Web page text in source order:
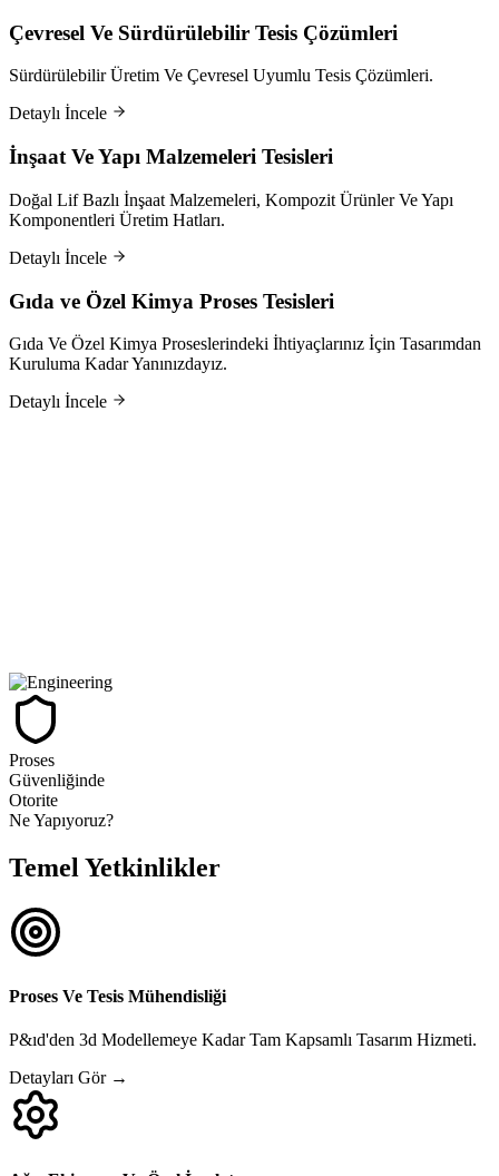
Çevresel Ve Sürdürülebilir Tesis Çözümleri
Sürdürülebilir Üretim Ve Çevresel Uyumlu Tesis Çözümleri.
Detaylı İncele
İnşaat Ve Yapı Malzemeleri Tesisleri
Doğal Lif Bazlı İnşaat Malzemeleri, Kompozit Ürünler Ve Yapı
Komponentleri Üretim Hatları.
Detaylı İncele
Gıda ve Özel Kimya Proses Tesisleri
Gıda Ve Özel Kimya Proseslerindeki İhtiyaçlarınız İçin Tasarımdan
Kuruluma Kadar Yanınızdayız.
Detaylı İncele
Proses
Güvenliğinde
Otorite
Ne Yapıyoruz?
Temel Yetkinlikler
Proses Ve Tesis Mühendisliği
P&ıd'den 3d Modellemeye Kadar Tam Kapsamlı Tasarım Hizmeti.
Detayları Gör →